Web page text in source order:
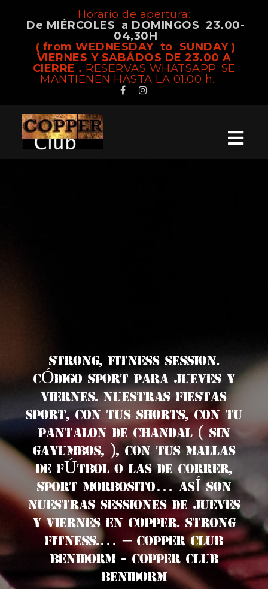
Horario de apertura:
De MIÉRCOLES a DOMINGOS 23.00-
04,30H
( from WEDNESDAY to SUNDAY )
VIERNES Y SABÁDOS DE 23.00 A
CIERRE . RESERVAS WHATSAPP. SE
MANTIENEN HASTA LA 01.00 h.
STRONG, FITNESS SESSION.
CÓDIGO SPORT PARA JUEVES Y
VIERNES. NUESTRAS FIESTAS
SPORT, CON TUS SHORTS, CON TU
PANTALON DE CHANDAL ( sin
gayumbos, ), CON TUS MALLAS
DE FÚTBOL O LAS DE CORRER,
SPORT MORBOSITO… ASÍ SON
NUESTRAS SESSIONES DE JUEVES
Y VIERNES EN COPPER. STRONG
FITNESS.… – Copper Club
Benidorm - Copper Club
Benidorm